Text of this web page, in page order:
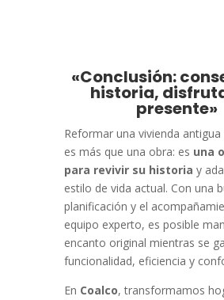
«Conclusión:
historia,
presente»
Reformar una vivienda antigua
es más que una obra: es una
para revivir su historia y
estilo de vida actual. Con una
planificación y el
equipo experto, es posible
encanto original mientras se
funcionalidad, eficiencia y
En Coalco, transformamos